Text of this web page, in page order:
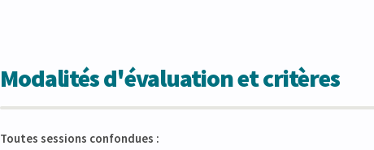
Modalités d'évaluation et critères
Toutes sessions confondues :